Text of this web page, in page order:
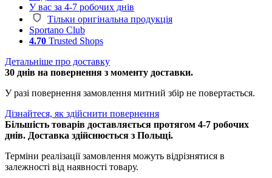
У вас за 4-7 робочих днів
Тільки оригінальна продукція
Sportano Club
4.70 Trusted Shops
Детальніше про доставку
30 днів на повернення з моменту доставки.
У разі повернення замовлення митний збір не повертається.
Дізнайтеся, як здійснити повернення
Більшість товарів доставляється протягом 4-7 робочих
днів. Доставка здійснюється з Польщі.
Терміни реалізації замовлення можуть відрізнятися в
залежності від наявності товару.